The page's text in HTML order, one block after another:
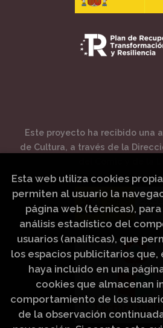
Este proyecto ha recibido una
de Cultura, a través de la
Esta web utiliza cookies
permiten al usuario la
página web (técnicas),
análisis estadístico del
usuarios (analíticas), que
los espacios publicitarios que,
haya incluido en una
cookies que almacenan
comportamiento de los
de la observación